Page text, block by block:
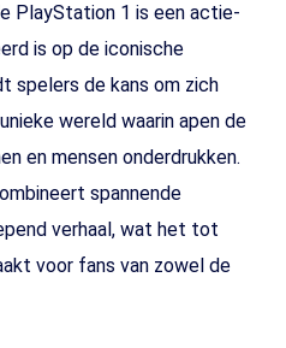
PlayStation 1 is een actie-
is op de iconische
spelers de kans om zich
wereld waarin apen de
en mensen onderdrukken.
spannende
verhaal, wat het tot
voor fans van zowel de